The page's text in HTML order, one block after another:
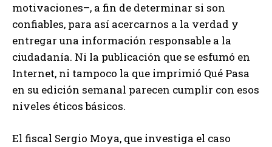
motivaciones–, a fin de determinar si son
confiables, para así acercarnos a la verdad y
entregar una información responsable a la
ciudadanía. Ni la publicación que se esfumó en
Internet, ni tampoco la que imprimió Qué Pasa
en su edición semanal parecen cumplir con esos
niveles éticos básicos.
El fiscal Sergio Moya, que investiga el caso